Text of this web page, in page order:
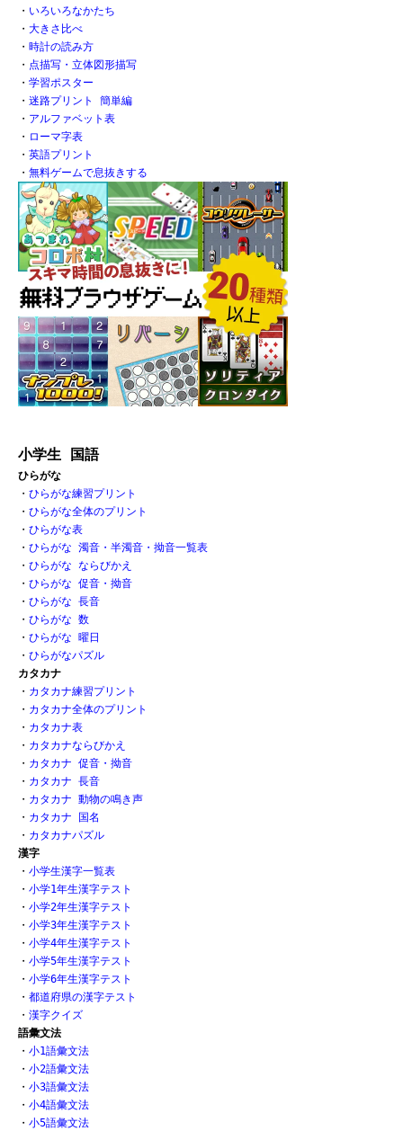
・ いろいろなかたち
・ 大きさ比べ
・ 時計の読み方
・ 点描写・立体図形描写
・ 学習ポスター
・ 迷路プリント 簡単編
・ アルファベット表
・ ローマ字表
・ 英語プリント
・ 無料ゲームで息抜きする
小学生 国語
ひらがな
・ ひらがな練習プリント
・ ひらがな全体のプリント
・ ひらがな表
・ ひらがな 濁音・半濁音・拗音一覧表
・ ひらがな ならびかえ
・ ひらがな 促音・拗音
・ ひらがな 長音
・ ひらがな 数
・ ひらがな 曜日
・ ひらがなパズル
カタカナ
・ カタカナ練習プリント
・ カタカナ全体のプリント
・ カタカナ表
・ カタカナならびかえ
・ カタカナ 促音・拗音
・ カタカナ 長音
・ カタカナ 動物の鳴き声
・ カタカナ 国名
・ カタカナパズル
漢字
・ 小学生漢字一覧表
・ 小学1年生漢字テスト
・ 小学2年生漢字テスト
・ 小学3年生漢字テスト
・ 小学4年生漢字テスト
・ 小学5年生漢字テスト
・ 小学6年生漢字テスト
・ 都道府県の漢字テスト
・ 漢字クイズ
語彙文法
・ 小1語彙文法
・ 小2語彙文法
・ 小3語彙文法
・ 小4語彙文法
・ 小5語彙文法